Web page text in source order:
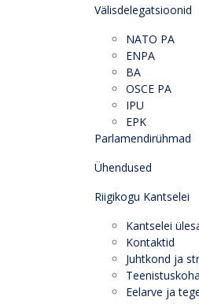
Välisdelegatsioonid
NATO PA
ENPA
BA
OSCE PA
IPU
EPK
Parlamendirühmad
Ühendused
Riigikogu Kantselei
Kantselei
Kontaktid
Juhtkond ja
Eelarve ja